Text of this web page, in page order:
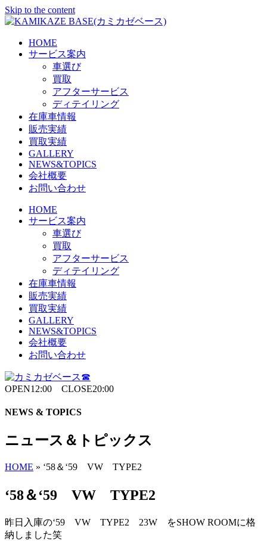
Skip to the content
HOME
サービス案内
車選び
買取
アフターサービス
ディテイリング
在庫車情報
販売実績
買取実績
GALLERY
NEWS&TOPICS
会社概要
お問い合わせ
HOME
サービス案内
車選び
買取
アフターサービス
ディテイリング
在庫車情報
販売実績
買取実績
GALLERY
NEWS&TOPICS
会社概要
お問い合わせ
OPEN12:00 CLOSE20:00
NEWS & TOPICS
ニュース＆トピックス
HOME » ‘58＆‘59 VW TYPE2
‘58＆‘59 VW TYPE2
昨日入庫の‘59 VW TYPE2 23W をSHOW ROOMに格
納しました笑